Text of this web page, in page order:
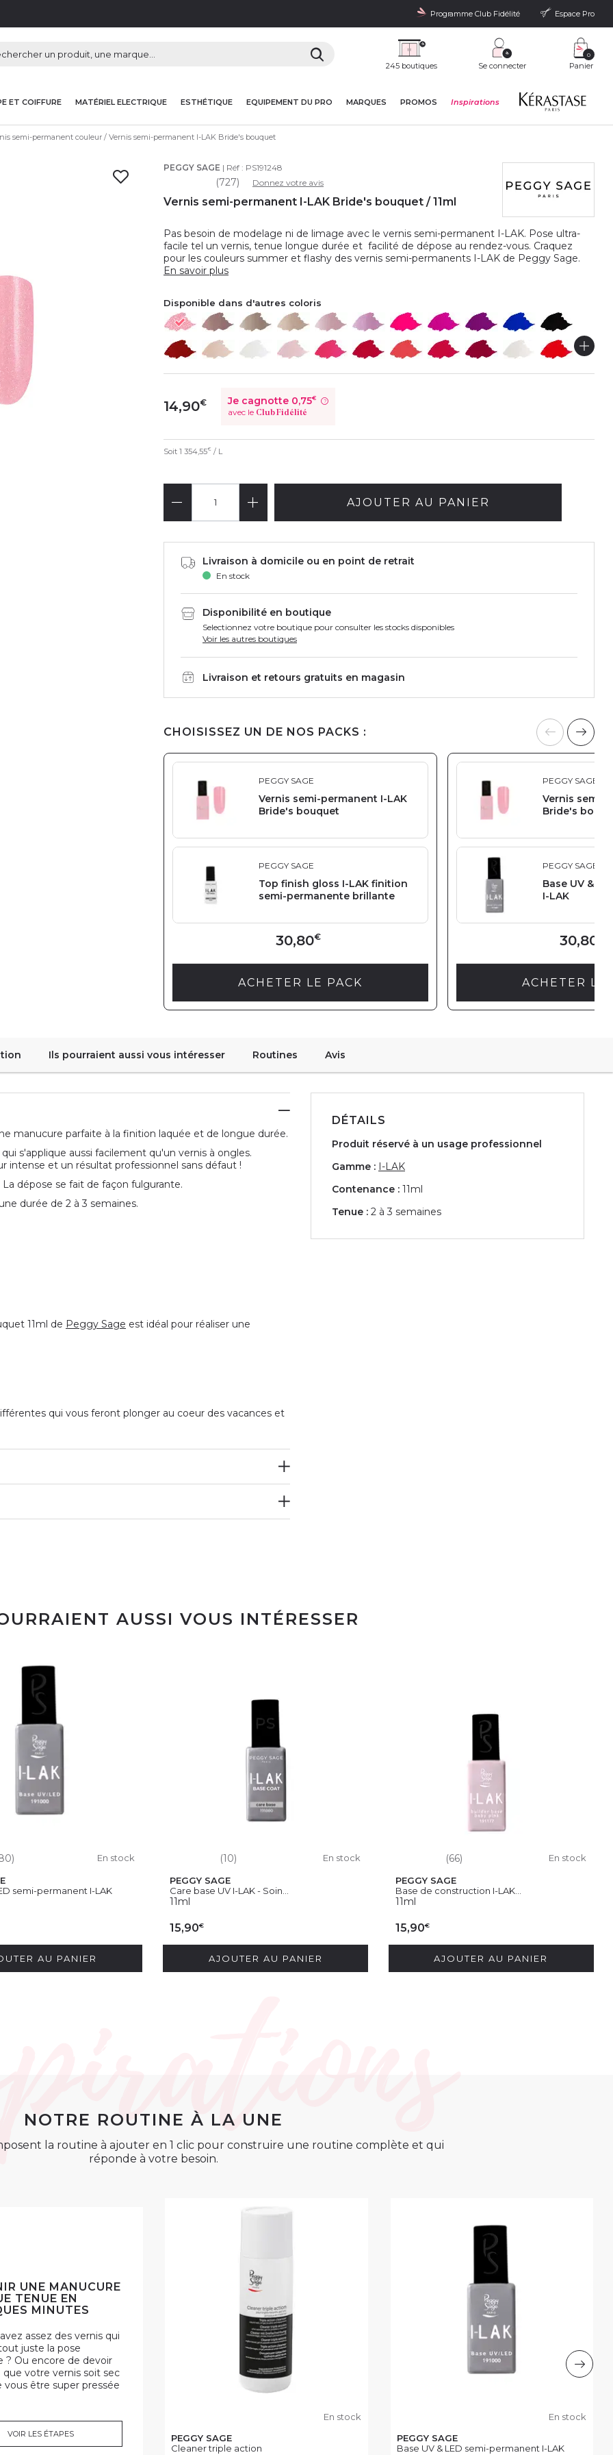
Programme Club Fidélité Espace Pro
245 boutiques Se connecter Panier
0
ET COIFFURE MATÉRIEL ELECTRIQUE ESTHÉTIQUE EQUIPEMENT DU PRO MARQUES PROMOS Inspirations
semi-permanent couleur Vernis semi-permanent I-LAK Bride's bouquet
PEGGY SAGE | Réf : PS191248
(727) Donnez votre avis
Vernis semi-permanent I-LAK Bride's bouquet / 11ml
Pas besoin de modelage ni de limage avec le vernis semi-permanent I-LAK. Pose ultra-
facile tel un vernis, tenue longue durée et facilité de dépose au rendez-vous. Craquez
pour les couleurs summer et flashy des vernis semi-permanents I-LAK de Peggy Sage.
En savoir plus
Disponible dans d'autres coloris
14,90€ Je cagnotte 0,75€
avec le Club Fidélité
?
Soit 1 354,55€ / L
AJOUTER AU PANIER
Livraison à domicile ou en point de retrait
En stock
Disponibilité en boutique
Selectionnez votre boutique pour consulter les stocks disponibles
Voir les autres boutiques
Livraison et retours gratuits en magasin
CHOISISSEZ UN DE NOS PACKS :
PEGGY SAGE
Vernis semi-permanent I-LAK
Bride's bouquet
PEGGY SAGE
Top finish gloss I-LAK finition
semi-permanente brillante
30,80€
ACHETER LE PACK
PEGGY SAGE
Vernis semi-
Bride's
PEGGY SAGE
Base UV &
I-LAK
30,80
ACHETER LE
Ils pourraient aussi vous intéresser Routines Avis
manucure parfaite à la finition laquée et de longue durée.
s'applique aussi facilement qu'un vernis à ongles.
intense et un résultat professionnel sans défaut !
La dépose se fait de façon fulgurante.
durée de 2 à 3 semaines.
11ml de Peggy Sage est idéal pour réaliser une
qui vous feront plonger au coeur des vacances et
DÉTAILS
Produit réservé à un usage professionnel
Gamme : I-LAK
Contenance : 11ml
Tenue : 2 à 3 semaines
AUSSI VOUS INTÉRESSER
En stock
semi-permanent I-LAK
AU PANIER
(10) En stock
PEGGY SAGE
Care base UV I-LAK - Soin...
11ml
15,90€
AJOUTER AU PANIER
(66) En stock
PEGGY SAGE
Base de construction I-LAK...
11ml
15,90€
AJOUTER AU PANIER
NOTRE ROUTINE À LA UNE
la routine à ajouter en 1 clic pour construire une routine complète et qui
réponde à votre besoin.
UNE MANUCURE
TENUE EN
MINUTES
assez des vernis qui
juste la pose
? Ou encore de devoir
votre vernis soit sec
vous être super pressée
VOIR LES ÉTAPES
En stock
PEGGY SAGE
Cleaner triple action
En stock
PEGGY SAGE
Base UV & LED semi-permanent I-LAK